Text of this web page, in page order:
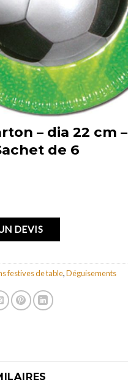
– dia 22 cm –
de 6
DEVIS
festives de table,Déguisements